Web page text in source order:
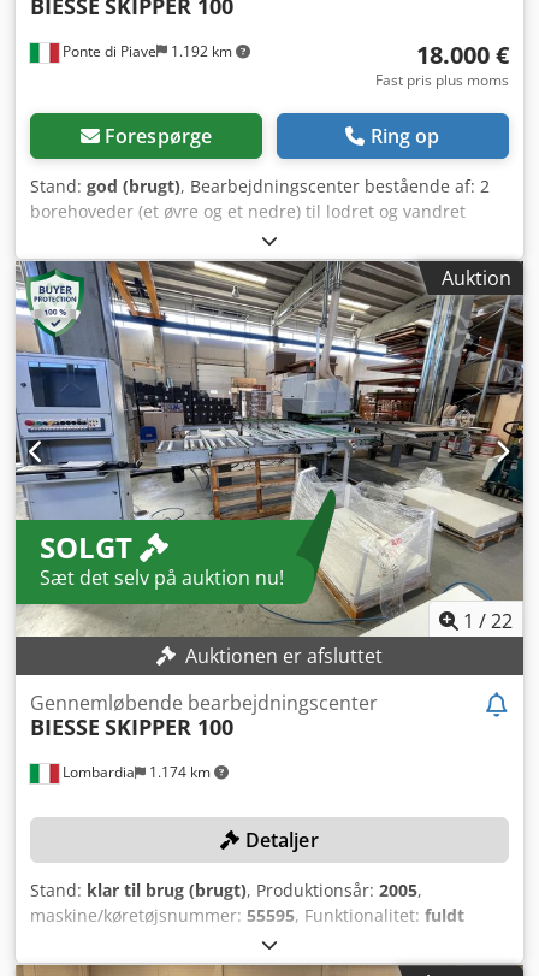
Ponte di Piave 1.192 km
BIESSE SKIPPER 100
18.000 €
Fast pris plus moms
Forespørge Ring op
Stand: god (brugt), Bearbejdningscenter bestående af: 2
borehoveder (et øvre og et nedre) til lodret og vandret
boring 1 øvre fræsergruppe og 1 nedre fræsergruppe 1
øvre savgruppe og 1 nedre savgruppe
STANDARDKONFIGURATION Cjdpjy E Ir Ejfx Apieha Auktion
SOLGT
Sæt det selv på auktion nu!
1 /22
Auktionen er afsluttet
Lombardia 1.174 km
Gennemløbende bearbejdningscenter
BIESSE SKIPPER 100
Detaljer
Stand: klar til brug (brugt), Produktionsår: 2005,
maskine/køretøjsnummer: 55595, Funktionalitet: fuldt
, vandring X-akse:
Y-aksen:1.000 mm, vandring på Z-aksen:60 mm, samlet